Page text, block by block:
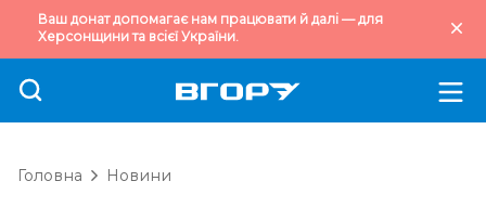
Ваш донат допомагає нам працювати й далі — для
Херсонщини та всієї України.
Головна Новини